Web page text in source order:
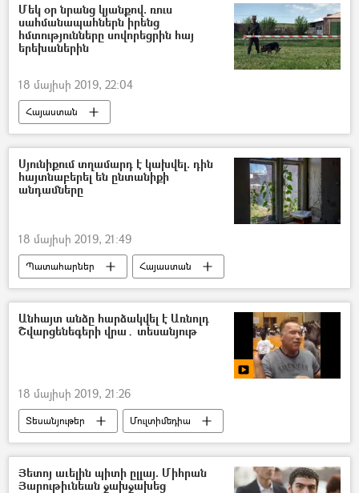
Մեկ օր նրանց կյանքով. ռուս
սահմանապահներն իրենց
հմտությունները սովորեցրին հայ
երեխաներին
18 մայիսի 2019, 22:04
Հայաստան
Սյունիքում տղամարդ է կախվել. դին
հայտնաբերել են ընտանիքի
անդամները
18 մայիսի 2019, 21:49
Պատահարներ
Հայաստան
ինքնասպանություն
Վթար, պատահար, սպանություն, գողություն
Անհայտ անձը հարձակվել է Առնոլդ
Շվարցենեգերի վրա․ տեսանյութ
18 մայիսի 2019, 21:26
Տեսանյութեր Մուլտիմեդիա
Յետոյ աւելին պիտի ըլլայ. Միհրան
Յարութիւնեան ջախջախեց